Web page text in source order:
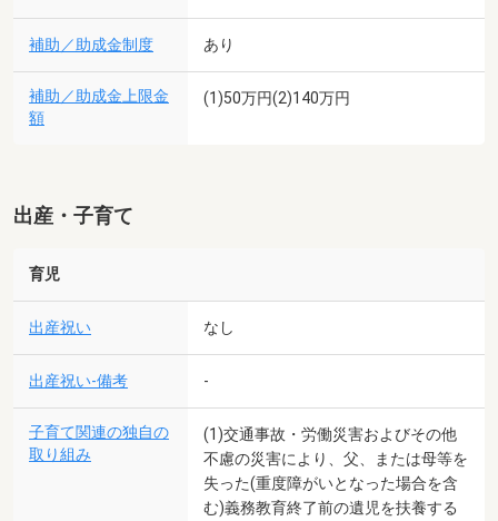
補助／助成金制度 あり
補助／助成金上限金
額
(1)50万円(2)140万円
出産・子育て
育児
出産祝い なし
出産祝い-備考 -
子育て関連の独自の
取り組み
(1)交通事故・労働災害およびその他
不慮の災害により、父、または母等を
失った(重度障がいとなった場合を含
む)義務教育終了前の遺児を扶養する